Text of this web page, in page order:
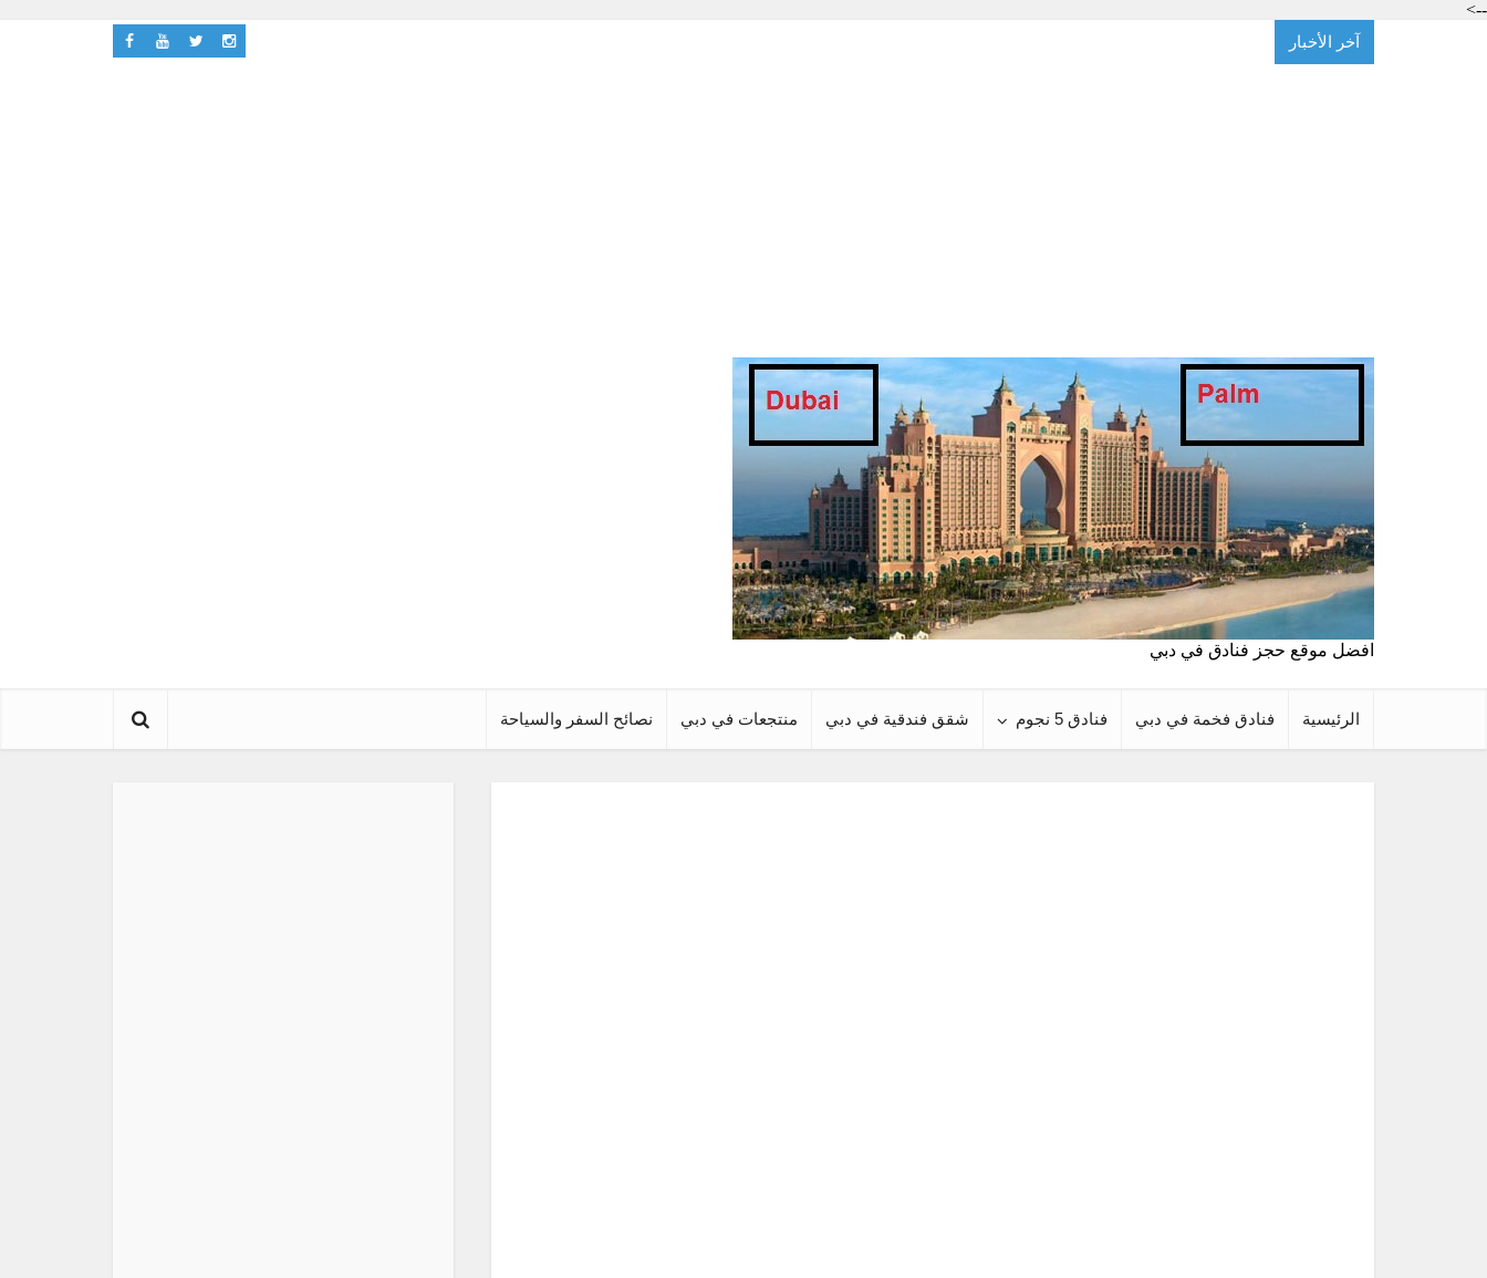
-->
آخر الأخبار
افضل موقع حجز فنادق في دبي
الرئيسية فنادق فخمة في دبي فنادق 5 نجوم شقق فندقية في دبي منتجعات في دبي نصائح السفر والسياحة